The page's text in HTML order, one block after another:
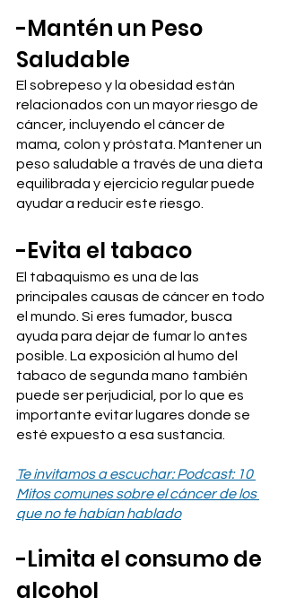
-Mantén un Peso
Saludable
El sobrepeso y la obesidad están
relacionados con un mayor riesgo de
cáncer, incluyendo el cáncer de
mama, colon y próstata. Mantener un
peso saludable a través de una dieta
equilibrada y ejercicio regular puede
ayudar a reducir este riesgo.
-Evita el tabaco
El tabaquismo es una de las
principales causas de cáncer en todo
el mundo. Si eres fumador, busca
ayuda para dejar de fumar lo antes
posible. La exposición al humo del
tabaco de segunda mano también
puede ser perjudicial, por lo que es
importante evitar lugares donde se
esté expuesto a esa sustancia.
Te invitamos a escuchar: Podcast: 10
Mitos comunes sobre el cáncer de los
que no te habían hablado
-Limita el consumo de
alcohol